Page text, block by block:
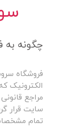
چگونه به